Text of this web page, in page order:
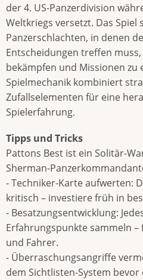
der 4. US-Panzerdivision
Weltkriegs versetzt. Das
Panzerschlachten, in denen
Entscheidungen treffen
bekämpfen und Missionen zu
Spielmechanik kombiniert
Zufallselementen für eine
Spielerfahrung.
Tipps und Tricks
Pattons Best ist ein Solitär-
Sherman-
- Techniker-Karte aufwerten:
kritisch – investiere früh in
- Besatzungsentwicklung:
Erfahrungspunkte sammeln –
und Fahrer.
- Überraschungsangriffe
dem Sichtlisten-System bevor